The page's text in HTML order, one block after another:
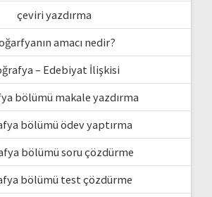
çeviri yazdırma
amacı nedir?
– Edebiyat İlişkisi
bölümü makale yazdırma
bölümü ödev yaptırma
bölümü soru çözdürme
bölümü test çözdürme